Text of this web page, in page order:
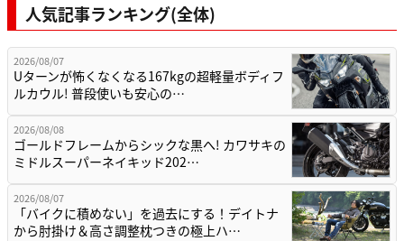
人気記事ランキング(全体)
2026/08/07
Uターンが怖くなくなる167kgの超軽量ボディフ
ルカウル! 普段使いも安心の…
2026/08/08
ゴールドフレームからシックな黒へ! カワサキの
ミドルスーパーネイキッド202…
2026/08/07
「バイクに積めない」を過去にする！デイトナ
から肘掛け＆高さ調整枕つきの極上ハ…